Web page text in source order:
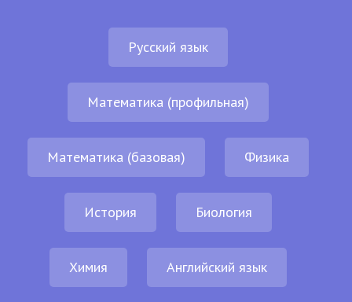
Русский язык
Математика (профильная)
Математика (базовая) Физика
История Биология
Химия Английский язык